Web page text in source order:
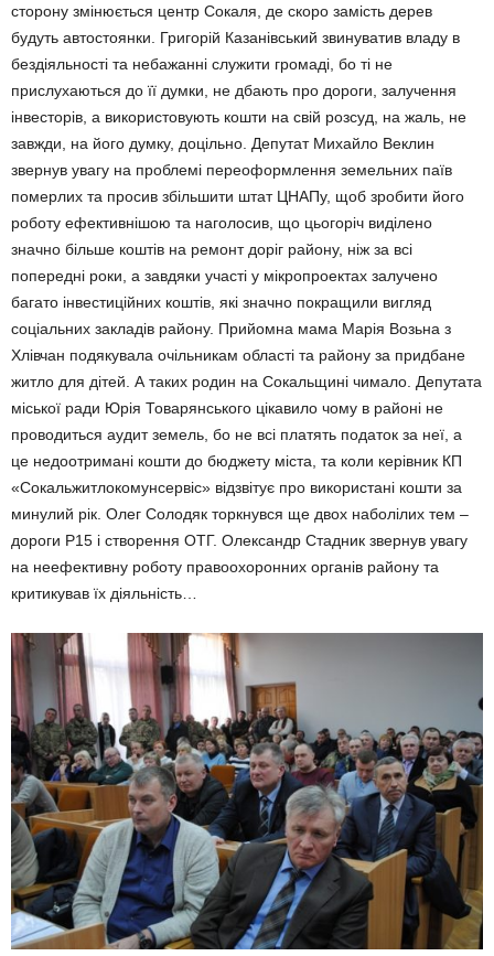
сторону змінюється центр Сокаля, де скоро заміcть дерев
будуть автостоянки. Григорій Казанівський звинуватив владу в
бездіяльності та небажанні служити громаді, бо ті не
прислухаються до її думки, не дбають про дороги, залучення
інвесторів, а використовують кошти на свій розсуд, на жаль, не
завжди, на його думку, доцільно. Депутат Михайло Веклин
звернув увагу на проблемі переоформлення земельних паїв
померлих та просив збільшити штат ЦНАПу, щоб зробити його
роботу ефективнішою та наголосив, що цьогоріч виділено
значно більше коштів на ремонт доріг району, ніж за всі
попередні роки, а завдяки участі у мікропроектах залучено
багато інвестиційних коштів, які значно покращили вигляд
соціальних закладів району. Прийомна мама Марія Возьна з
Хлівчан подякувала очільникам області та району за придбане
житло для дітей. А таких родин на Сокальщині чимало. Депутата
міської ради Юрія Товарянського цікавило чому в районі не
проводиться аудит земель, бо не всі платять податок за неї, а
це недоотримані кошти до бюджету міста, та коли керівник КП
«Сокальжитлокомунсервіс» відзвітує про використані кошти за
минулий рік. Олег Солодяк торкнувся ще двох наболілих тем –
дороги Р15 і створення ОТГ. Олександр Стадник звернув увагу
на неефективну роботу правоохоронних органів району та
критикував їх діяльність…